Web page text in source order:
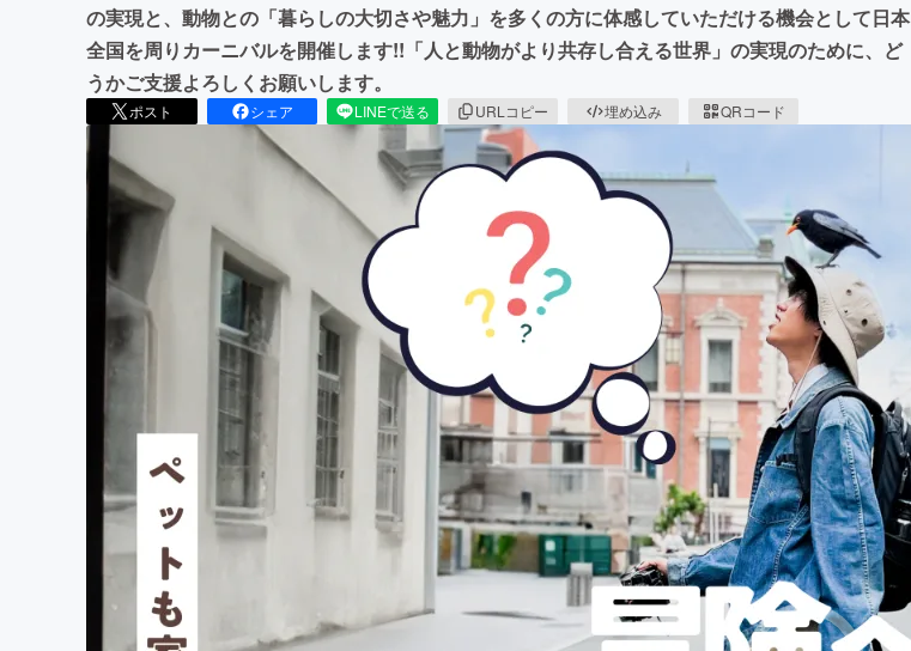
の実現と、動物との「暮らしの大切さや魅力」を多くの方に体感していただける機会として日本
全国を周りカーニバルを開催します!!「人と動物がより共存し合える世界」の実現のために、ど
うかご支援よろしくお願いします。
ポスト シェア LINEで送る URLコピー 埋め込み QRコード